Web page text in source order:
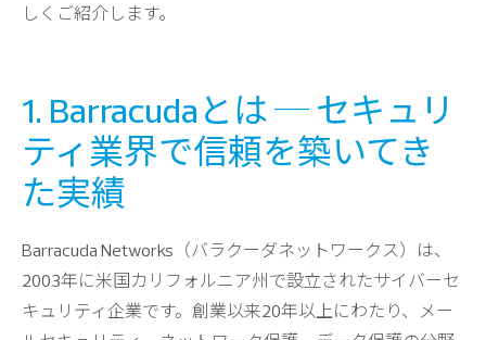
しくご紹介します。
1. Barracudaとは ─ セキュリ
ティ業界で信頼を築いてき
た実績
Barracuda Networks（バラクーダネットワークス）は、
2003年に米国カリフォルニア州で設立されたサイバーセ
キュリティ企業です。創業以来20年以上にわたり、メー